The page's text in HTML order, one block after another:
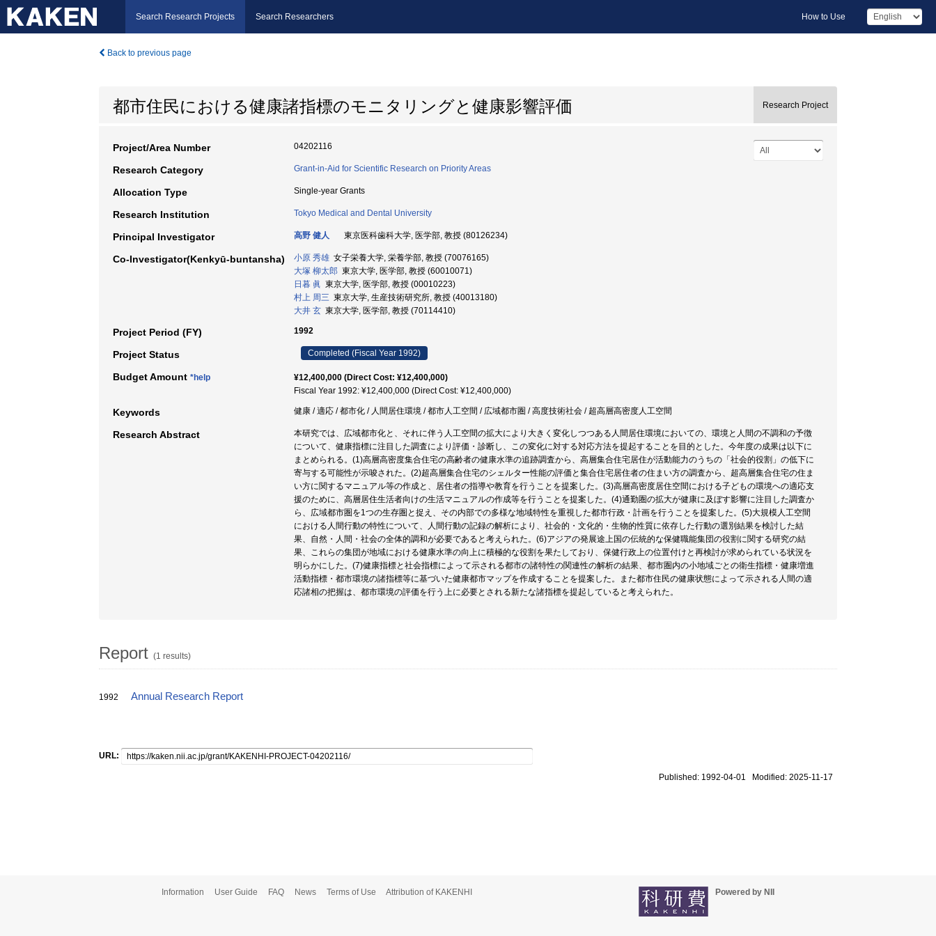
Search Research Projects Search Researchers How to Use
Back to previous page
都市住民における健康諸指標のモニタリングと健康影響評価 Research Project
Project/Area Number 04202116
Research Category Grant-in-Aid for Scientific Research on Priority Areas
Allocation Type Single-year Grants
Research Institution Tokyo Medical and Dental University
Principal Investigator 高野 健人 東京医科歯科大学, 医学部, 教授 (80126234)
Co-Investigator(Kenkyū-buntansha) 小原 秀雄 女子栄養大学, 栄養学部, 教授 (70076165)
大塚 柳太郎 東京大学, 医学部, 教授 (60010071)
日暮 眞 東京大学, 医学部, 教授 (00010223)
村上 周三 東京大学, 生産技術研究所, 教授 (40013180)
大井 玄 東京大学, 医学部, 教授 (70114410)
Project Period (FY) 1992
Project Status Completed (Fiscal Year 1992)
Budget Amount *help
¥12,400,000 (Direct Cost: ¥12,400,000)
Fiscal Year 1992: ¥12,400,000 (Direct Cost: ¥12,400,000)
Keywords 健康 / 適応 / 都市化 / 人間居住環境 / 都市人工空間 / 広域都市圏 / 高度技術社会 / 超高層高密度人工空間
Research Abstract
本研究では、広域都市化と、それに伴う人工空間の拡大により大きく変化しつつある人間居住環境においての、環境と人間の不調和の予徴
について、健康指標に注目した調査により評価・診断し、この変化に対する対応方法を提起することを目的とした。今年度の成果は以下に
まとめられる。(1)高層高密度集合住宅の高齢者の健康水準の追跡調査から、高層集合住宅居住が活動能力のうちの「社会的役割」の低下に
寄与する可能性が示唆された。(2)超高層集合住宅のシェルター性能の評価と集合住宅居住者の住まい方の調査から、超高層集合住宅の住ま
い方に関するマニュアル等の作成と、居住者の指導や教育を行うことを提案した。(3)高層高密度居住空間における子どもの環境への適応支
援のために、高層居住生活者向けの生活マニュアルの作成等を行うことを提案した。(4)通勤圏の拡大が健康に及ぼす影響に注目した調査か
ら、広域都市圏を1つの生存圏と捉え、その内部での多様な地域特性を重視した都市行政・計画を行うことを提案した。(5)大規模人工空間
における人間行動の特性について、人間行動の記録の解析により、社会的・文化的・生物的性質に依存した行動の選別結果を検討した結
果、自然・人間・社会の全体的調和が必要であると考えられた。(6)アジアの発展途上国の伝統的な保健職能集団の役割に関する研究の結
果、これらの集団が地域における健康水準の向上に積極的な役割を果たしており、保健行政上の位置付けと再検討が求められている状況を
明らかにした。(7)健康指標と社会指標によって示される都市の諸特性の関連性の解析の結果、都市圏内の小地域ごとの衛生指標・健康増進
活動指標・都市環境の諸指標等に基づいた健康都市マップを作成することを提案した。また都市住民の健康状態によって示される人間の適
応諸相の把握は、都市環境の評価を行う上に必要とされる新たな諸指標を提起していると考えられた。
Report (1 results)
1992 Annual Research Report
URL:
Published: 1992-04-01 Modified: 2025-11-17
Information User Guide FAQ News Terms of Use Attribution of KAKENHI Powered by NII